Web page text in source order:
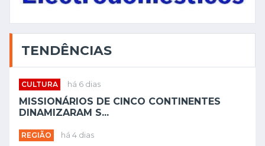
TENDÊNCIAS
CULTURA há 6 dias
MISSIONÁRIOS DE CINCO CONTINENTES
DINAMIZARAM S...
REGIÃO há 4 dias